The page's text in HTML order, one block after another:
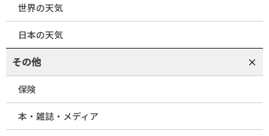
世界の天気
日本の天気
その他
保険
本・雑誌・メディア